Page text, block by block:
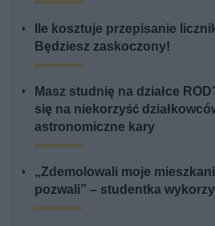
Ile kosztuje przepisanie
Będziesz zaskoczony!
Masz studnię na działce
się na niekorzyść
astronomiczne kary
„Zdemolowali moje
pozwali” – studentka